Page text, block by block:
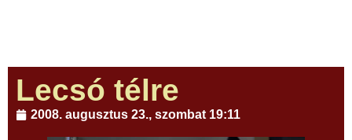
Lecsó télre
2008. augusztus 23., szombat 19:11